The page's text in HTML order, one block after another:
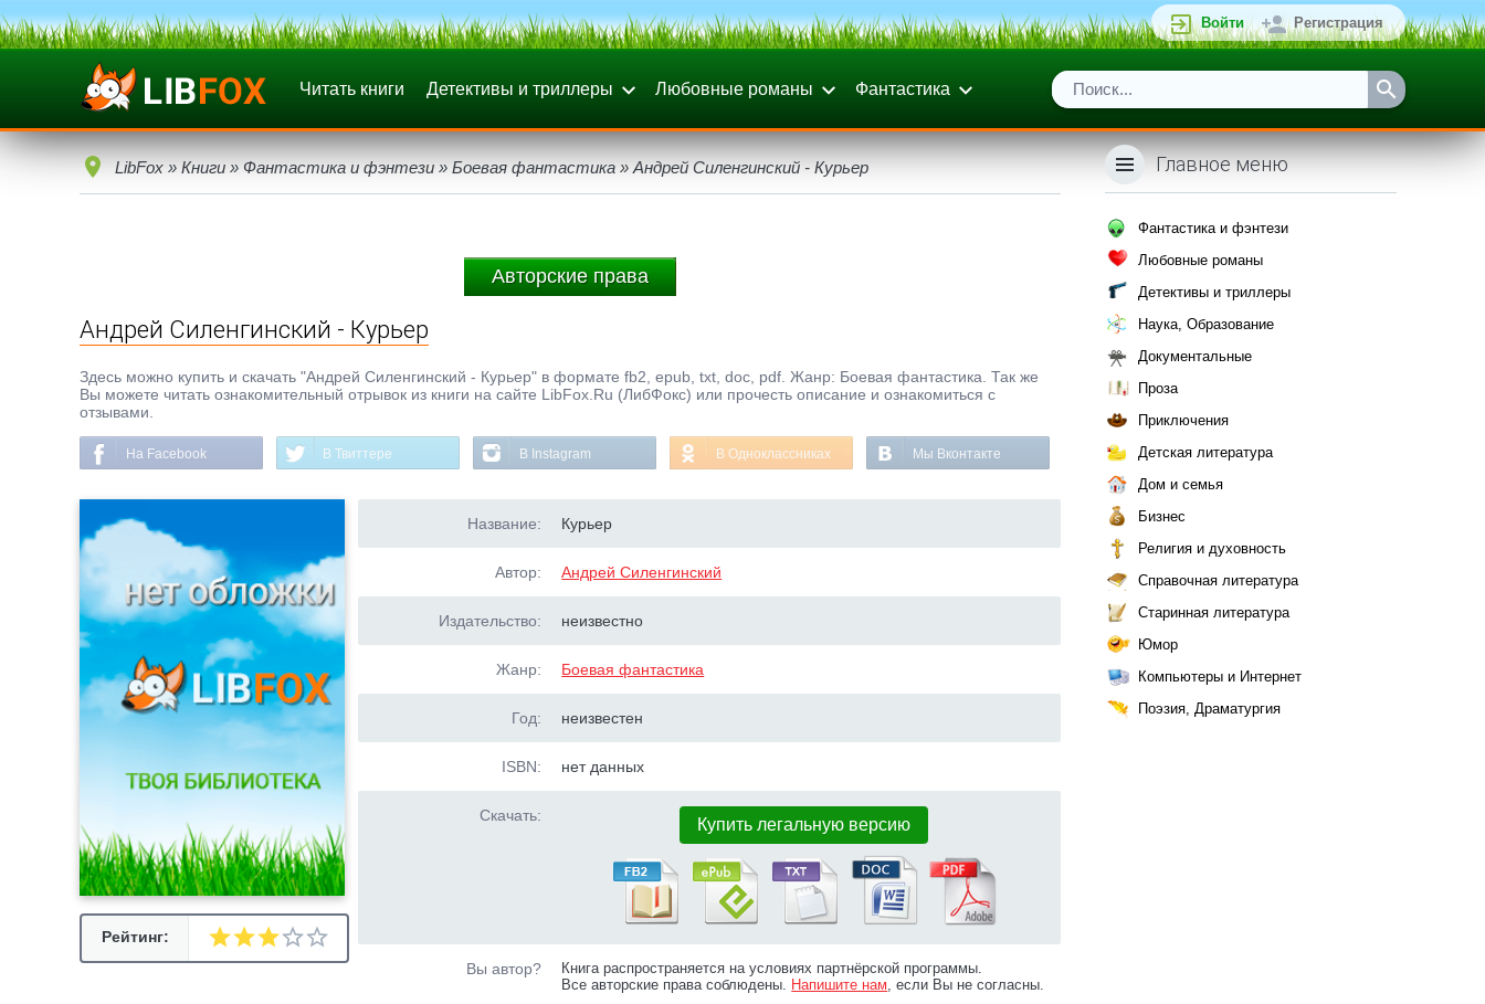
Войти Регистрация
Читать книги Детективы и триллеры Любовные романы Фантастика
LibFox » Книги » Фантастика и фэнтези » Боевая фантастика » Андрей Силенгинский - Курьер
Авторские права
Андрей Силенгинский - Курьер
Здесь можно купить и скачать "Андрей Силенгинский - Курьер" в формате fb2, epub, txt, doc, pdf. Жанр: Боевая фантастика. Так же
Вы можете читать ознакомительный отрывок из книги на сайте LibFox.Ru (ЛибФокс) или прочесть описание и ознакомиться с
отзывами.
На Facebook В Твиттере В Instagram В Одноклассниках Мы Вконтакте
Рейтинг:
Название: Курьер
Автор: Андрей Силенгинский
Издательство: неизвестно
Жанр: Боевая фантастика
Год: неизвестен
ISBN: нет данных
Скачать: Купить легальную версию
Вы автор?
Книга распространяется на условиях партнёрской программы.
Все авторские права соблюдены. Напишите нам, если Вы не согласны.
Главное меню
Фантастика и фэнтези
Любовные романы
Детективы и триллеры
Наука, Образование
Документальные
Проза
Приключения
Детская литература
Дом и семья
Бизнес
Религия и духовность
Справочная литература
Старинная литература
Юмор
Компьютеры и Интернет
Поэзия, Драматургия